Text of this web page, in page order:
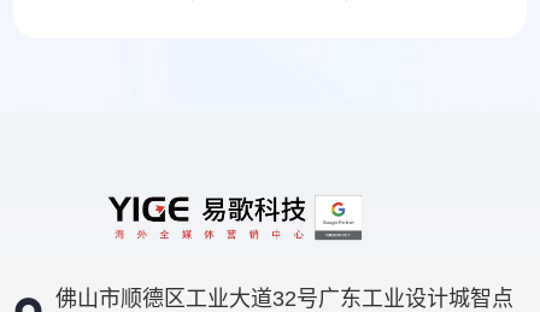
佛山市顺德区工业大道32号广东工业设计城智点